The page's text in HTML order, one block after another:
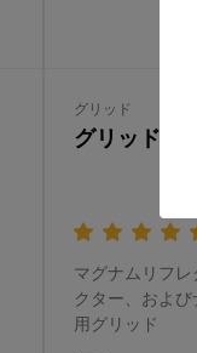
グリッド
グリッド
マグナムリフ
クター、およ
用グリッド